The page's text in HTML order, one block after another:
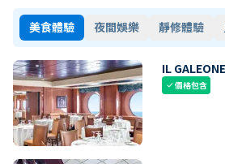
美食體驗 夜間娛樂 靜修體驗
IL GALEONE
check價格包含